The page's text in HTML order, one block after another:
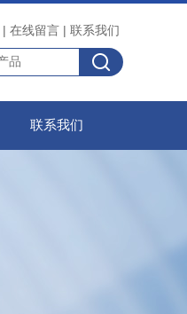
| 在线留言 | 联系我们
联系我们